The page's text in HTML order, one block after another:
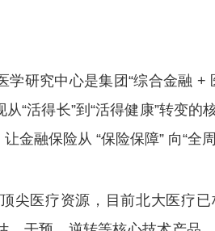
究中心是集团“综合金融 +
“活得长”到“活得健康”转变
金融保险从 “保险保障” 向“全
医疗资源，目前北大医疗已